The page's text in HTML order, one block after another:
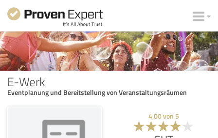
E-Werk
Eventplanung und Bereitstellung von Veranstaltungsräumen
4,00von 5